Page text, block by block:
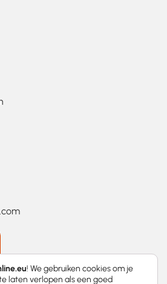
! We gebruiken cookies om je
laten verlopen als een goed